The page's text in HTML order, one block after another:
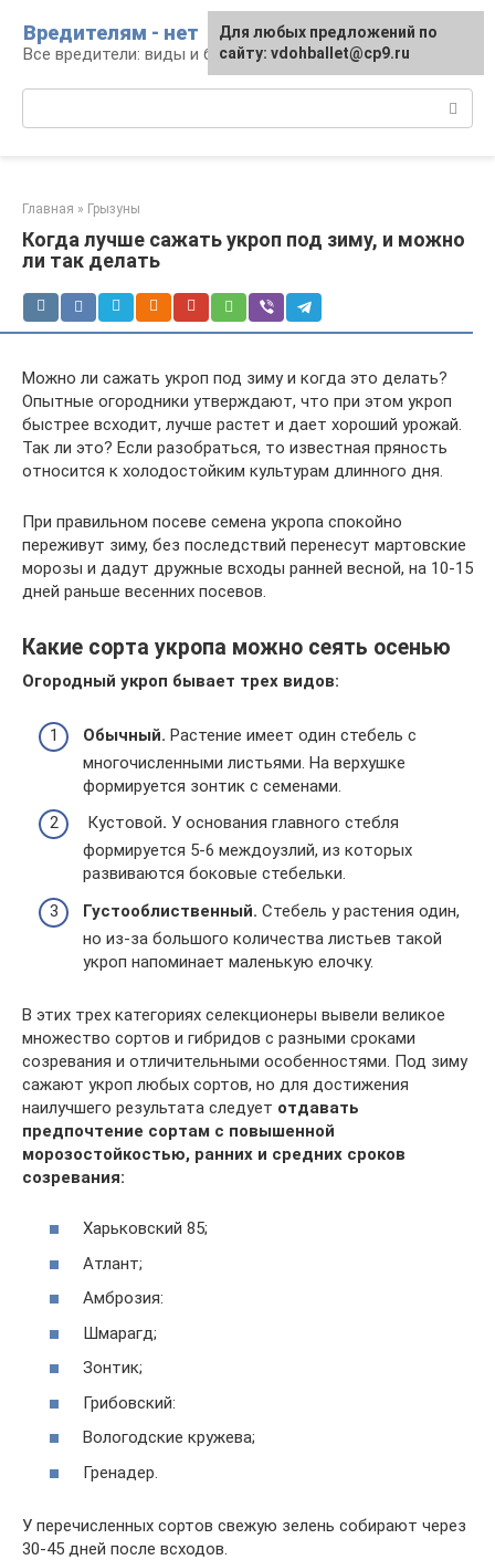
контенту
Вредителям - нет
Все вредители: виды и борьба
Главная » Грызуны
Когда лучше сажать укроп под зиму, и можно
ли так делать
Можно ли сажать укроп под зиму и когда это делать?
Опытные огородники утверждают, что при этом укроп
быстрее всходит, лучше растет и дает хороший урожай.
Так ли это? Если разобраться, то известная пряность
относится к холодостойким культурам длинного дня.
При правильном посеве семена укропа спокойно
переживут зиму, без последствий перенесут мартовские
морозы и дадут дружные всходы ранней весной, на 10-15
дней раньше весенних посевов.
Какие сорта укропа можно сеять осенью
Огородный укроп бывает трех видов:
Обычный. Растение имеет один стебель с
многочисленными листьями. На верхушке
формируется зонтик с семенами.
Кустовой. У основания главного стебля
формируется 5-6 междоузлий, из которых
развиваются боковые стебельки.
Густооблиственный. Стебель у растения один,
но из-за большого количества листьев такой
укроп напоминает маленькую елочку.
В этих трех категориях селекционеры вывели великое
множество сортов и гибридов с разными сроками
созревания и отличительными особенностями. Под зиму
сажают укроп любых сортов, но для достижения
наилучшего результата следует отдавать
предпочтение сортам с повышенной
морозостойкостью, ранних и средних сроков
созревания:
Харьковский 85;
Атлант;
Амброзия:
Шмарагд;
Зонтик;
Грибовский:
Вологодские кружева;
Гренадер.
У перечисленных сортов свежую зелень собирают через
30-45 дней после всходов.
Для любых предложений по
сайту: vdohballet@cp9.ru